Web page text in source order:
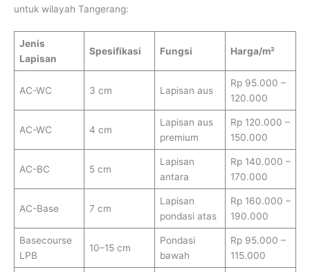
untuk wilayah Tangerang:
Jenis
Lapisan
Spesifikasi Fungsi Harga/m²
AC-WC 3 cm Lapisan aus
Rp 95.000 –
120.000
AC-WC 4 cm
Lapisan aus
premium
Rp 120.000 –
150.000
AC-BC 5 cm
Lapisan
antara
Rp 140.000 –
170.000
AC-Base 7 cm
Lapisan
pondasi atas
Rp 160.000 –
190.000
Basecourse
LPB
10–15 cm
Pondasi
bawah
Rp 95.000 –
115.000